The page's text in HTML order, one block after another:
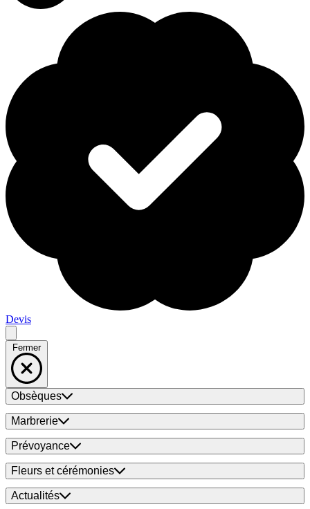
Devis
Fermer
Obsèques
Marbrerie
Prévoyance
Fleurs et cérémonies
Actualités